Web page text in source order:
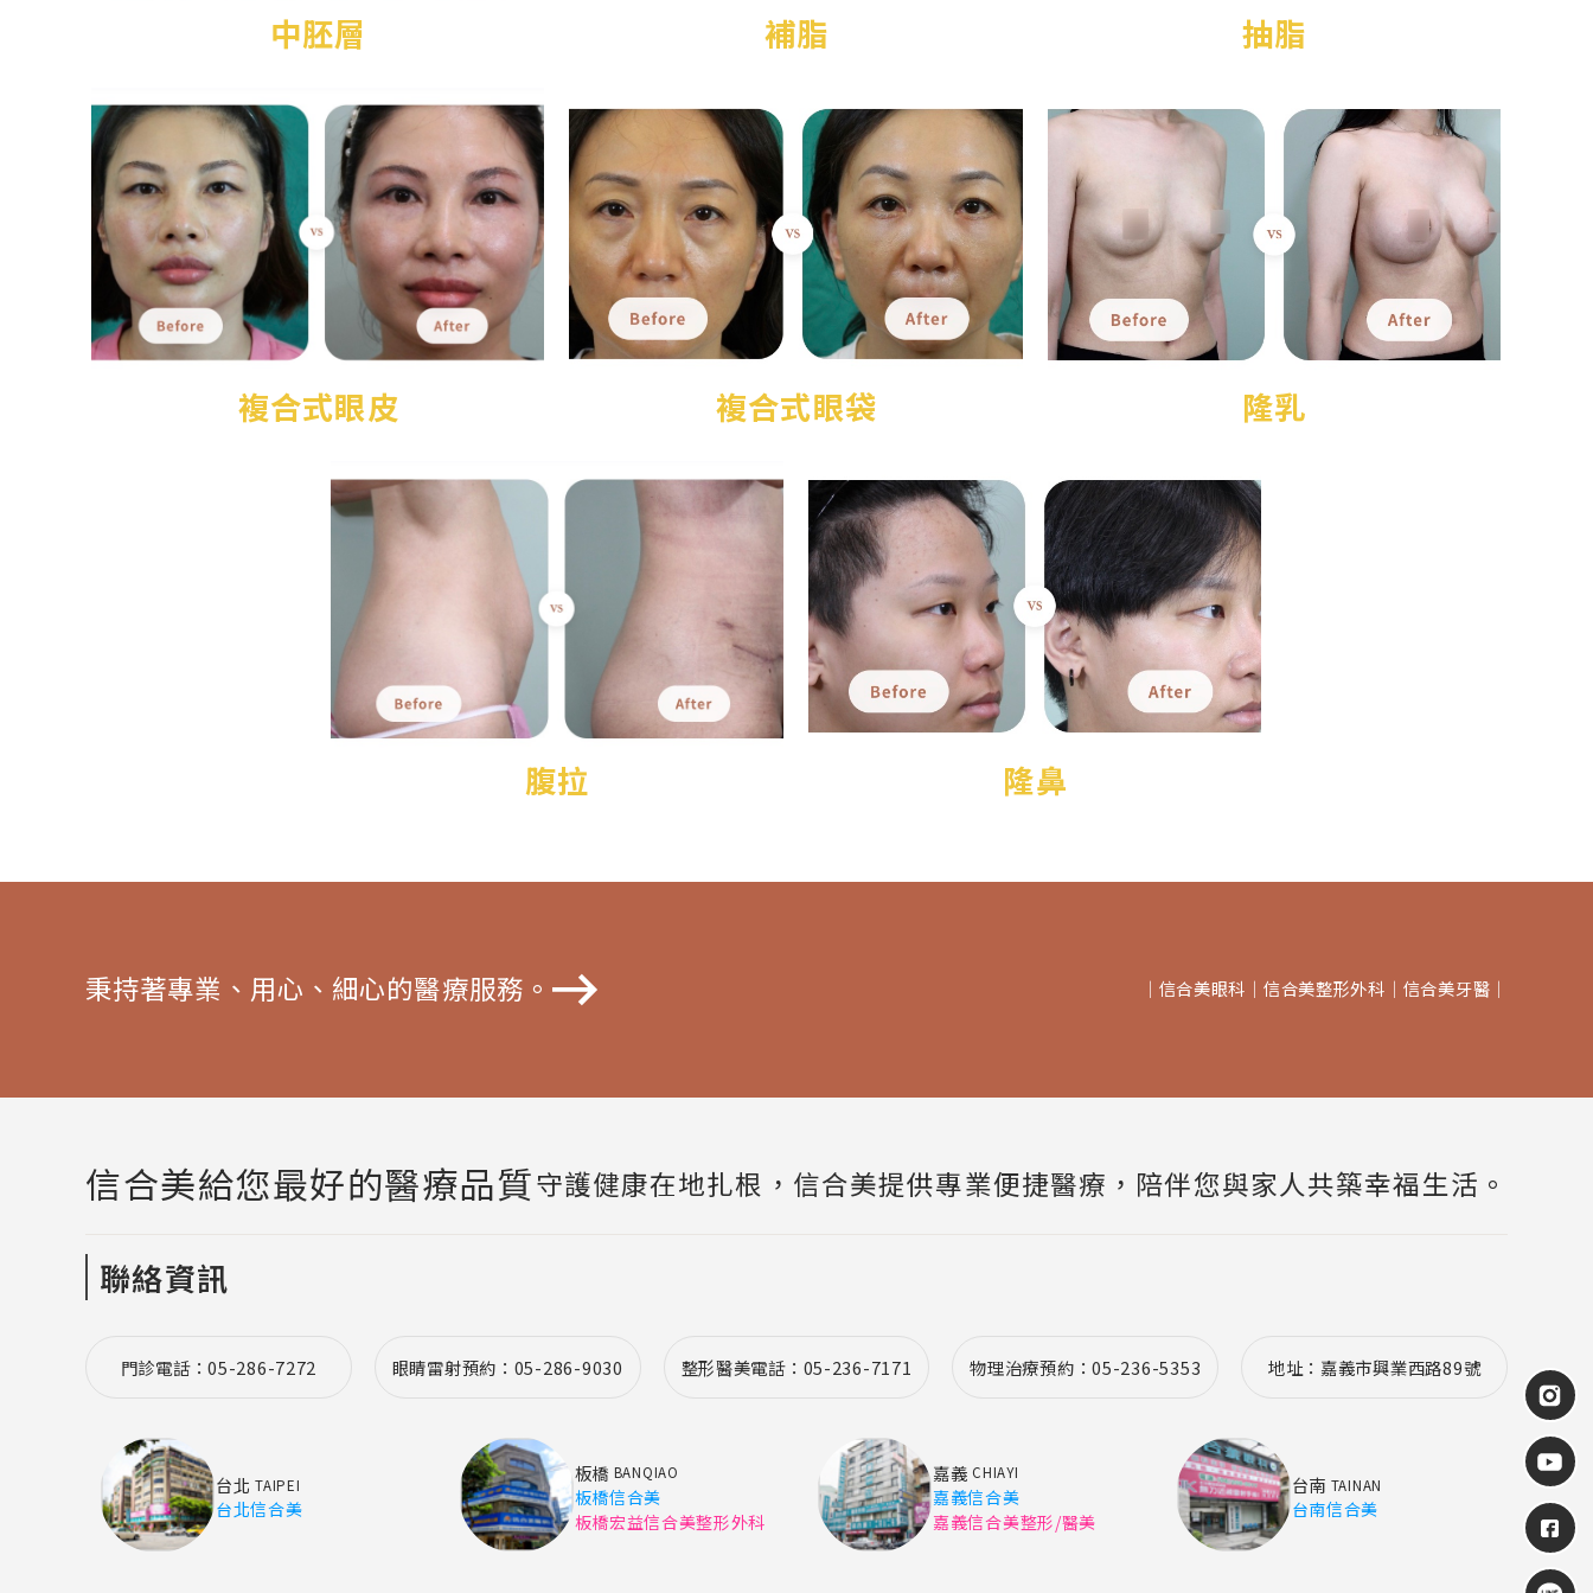
中胚層 補脂 抽脂
複合式眼皮 複合式眼袋 隆乳
腹拉 隆鼻
秉持著專業、用心、細心的醫療服務。 信合美眼科 信合美整形外科 信合美牙醫
信合美給您最好的醫療品質守護健康在地扎根，信合美提供專業便捷醫療，陪伴您與家人共築幸福生活。
聯絡資訊
門診電話：05-286-7272 眼睛雷射預約：05-286-9030 整形醫美電話：05-236-7171 物理治療預約：05-236-5353 地址：嘉義市興業西路89號
台北 TAIPEI
台北信合美
板橋 BANQIAO
板橋信合美
板橋宏益信合美整形外科
嘉義 CHIAYI
嘉義信合美
嘉義信合美整形/醫美
台南 TAINAN
台南信合美